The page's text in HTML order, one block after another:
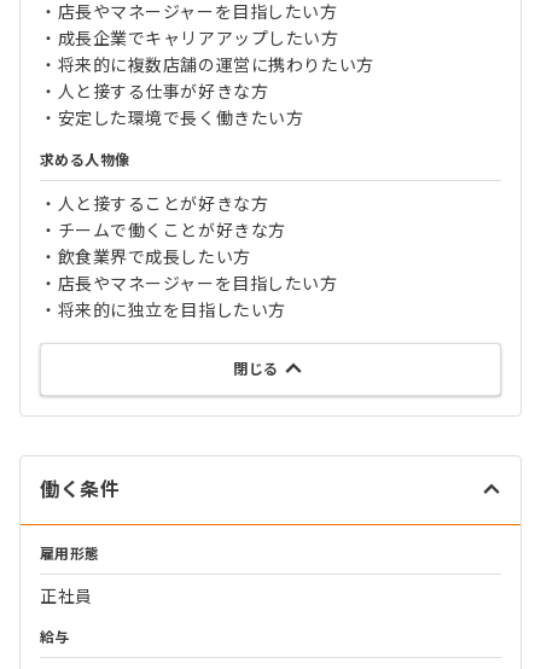
・店長やマネージャーを目指したい方
・成長企業でキャリアアップしたい方
・将来的に複数店舗の運営に携わりたい方
・人と接する仕事が好きな方
・安定した環境で長く働きたい方
求める人物像
・人と接することが好きな方
・チームで働くことが好きな方
・飲食業界で成長したい方
・店長やマネージャーを目指したい方
・将来的に独立を目指したい方
閉じる
働く条件
雇用形態
正社員
給与